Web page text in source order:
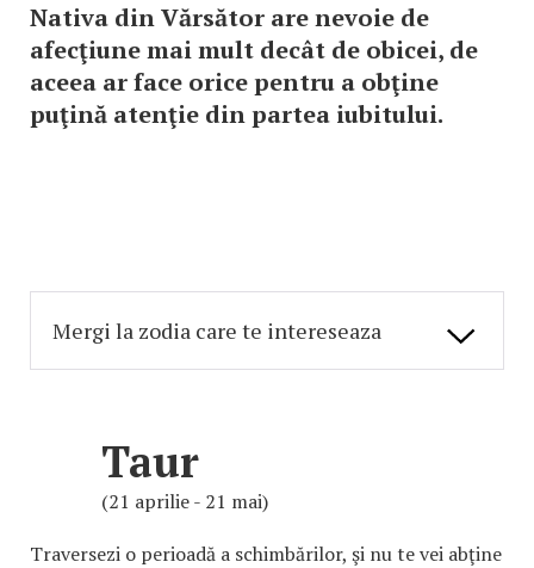
Nativa din Vărsător are nevoie de
afecţiune mai mult decât de obicei, de
aceea ar face orice pentru a obţine
puţină atenţie din partea iubitului.
Taur
(21 aprilie - 21 mai)
Traversezi o perioadă a schimbărilor, şi nu te vei abţine